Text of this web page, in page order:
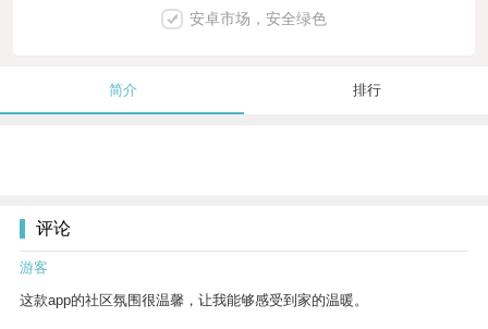
安卓市场，安全绿色
简介 排行
评论
游客
这款app的社区氛围很温馨，让我能够感受到家的温暖。